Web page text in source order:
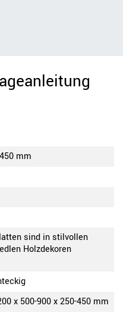
450 mm
sind in stilvollen
Holzdekoren
x 500-900 x 250-450 mm